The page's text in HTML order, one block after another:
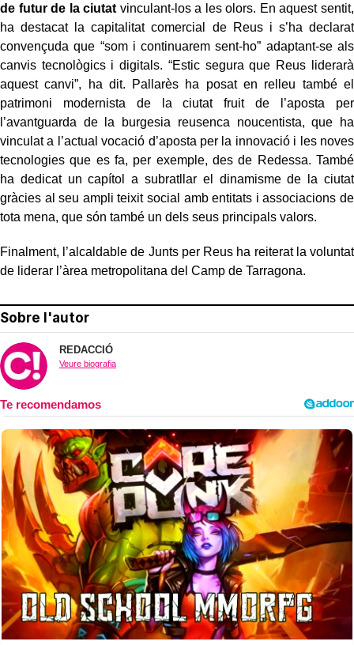
de futur de la ciutat vinculant-los a les olors. En aquest sentit,
ha destacat la capitalitat comercial de Reus i s’ha declarat
convençuda que “som i continuarem sent-ho” adaptant-se als
canvis tecnològics i digitals. “Estic segura que Reus liderarà
aquest canvi”, ha dit. Pallarès ha posat en relleu també el
patrimoni modernista de la ciutat fruit de l’aposta per
l’avantguarda de la burgesia reusenca noucentista, que ha
vinculat a l’actual vocació d’aposta per la innovació i les noves
tecnologies que es fa, per exemple, des de Redessa. També
ha dedicat un capítol a subratllar el dinamisme de la ciutat
gràcies al seu ampli teixit social amb entitats i associacions de
tota mena, que són també un dels seus principals valors.
Finalment, l’alcaldable de Junts per Reus ha reiterat la voluntat
de liderar l’àrea metropolitana del Camp de Tarragona.
Sobre l'autor
REDACCIÓ
Veure biografia